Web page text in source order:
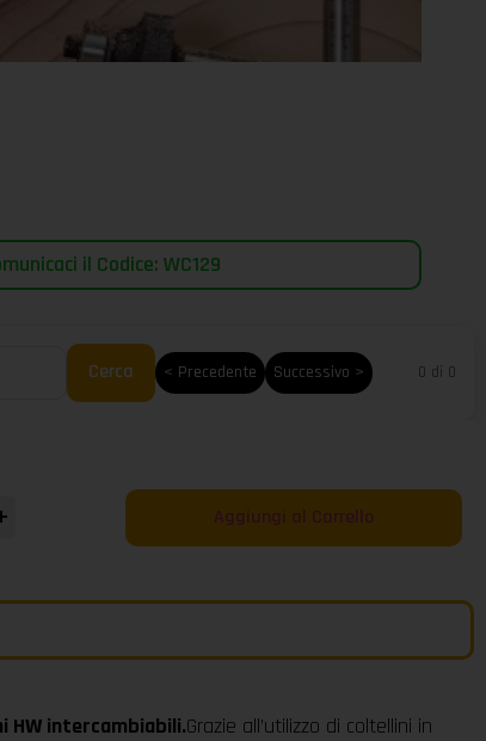
il Codice: WC129
Cerca < Precedente Successivo > 0 di 0
Aggiungi al Carrello
HW intercambiabili.Grazie all’utilizzo di coltellini in